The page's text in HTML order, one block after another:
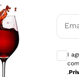
diversi e
I
.